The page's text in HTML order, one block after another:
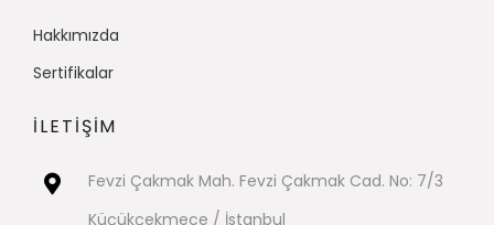
Hakkımızda​
Sertifikalar
İLETİŞİM
Fevzi Çakmak Mah. Fevzi Çakmak Cad. No: 7/3
Küçükçekmece / İstanbul